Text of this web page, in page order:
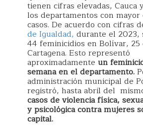
tienen cifras elevadas, Cauca
los departamentos con mayor
casos. De acuerdo con cifras
de Igualdad, durante el 2023,
44 feminicidios en Bolívar, 25
Cartagena. Esto representó
aproximadamente un
semana en el departamento.
administración municipal de
registró, hasta abril del
casos de violencia física,
y psicológica contra mujeres
capital.